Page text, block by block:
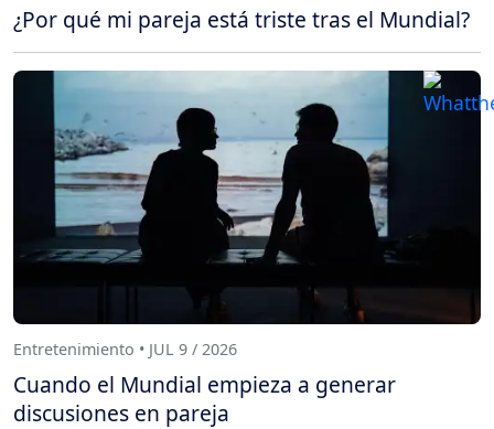
¿Por qué mi pareja está triste tras el Mundial?
Entretenimiento • JUL 9 / 2026
Cuando el Mundial empieza a generar
discusiones en pareja